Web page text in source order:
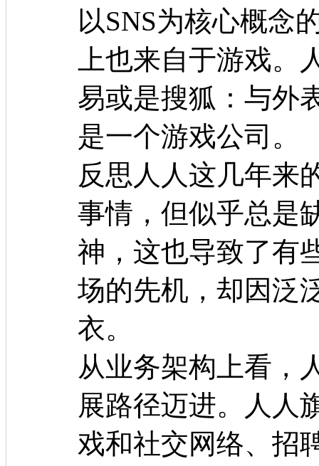
以SNS为核心概念
上也来自于游戏。
易或是搜狐：与外
是一个游戏公司。
反思人人这几年来
事情，但似乎总是
神，这也导致了有
场的先机，却因泛
衣。
从业务架构上看，
展路径迈进。人人
戏和社交网络、招